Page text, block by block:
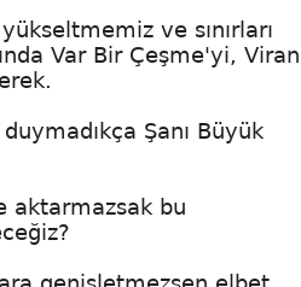
ve sınırları
Var Bir Çeşme'yi, Viran
Şanı Büyük
aktarmazsak bu